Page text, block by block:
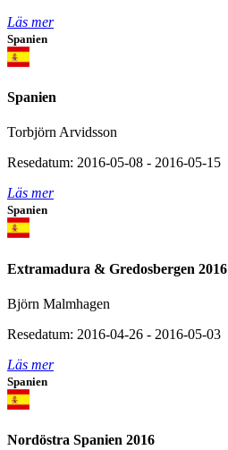
Läs mer
Spanien
Spanien
Torbjörn Arvidsson
Resedatum: 2016-05-08 - 2016-05-15
Läs mer
Spanien
Extramadura & Gredosbergen 2016
Björn Malmhagen
Resedatum: 2016-04-26 - 2016-05-03
Läs mer
Spanien
Nordöstra Spanien 2016